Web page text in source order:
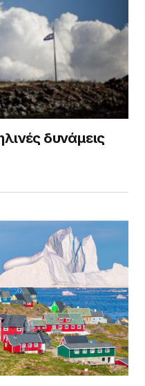
δυνάμεις